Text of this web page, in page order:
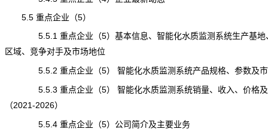
5.5 重点企业（5）
5.5.1 重点企业（5）基本信息、智能化水质监测系统生产基地
区域、竞争对手及市场地位
5.5.2 重点企业（5） 智能化水质监测系统产品规格、参数及市
5.5.3 重点企业（5） 智能化水质监测系统销量、收入、价格及
（2021-2026）
5.5.4 重点企业（5）公司简介及主要业务